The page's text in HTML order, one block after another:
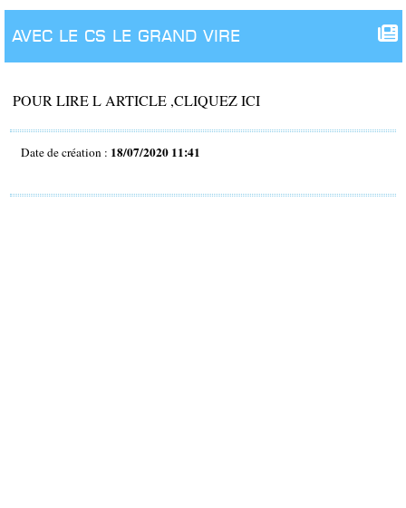
Avec le CS Le Grand Vire
POUR LIRE L ARTICLE ,CLIQUEZ ICI
Date de création : 18/07/2020 11:41